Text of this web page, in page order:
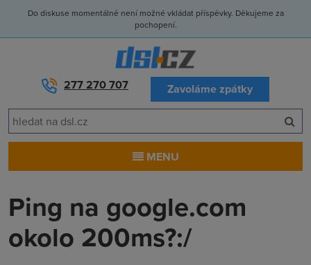
Do diskuse momentálně není možné vkládat příspěvky. Děkujeme za
pochopení.
277 270 707 Zavoláme zpátky
MENU
Ping na google.com
okolo 200ms?:/